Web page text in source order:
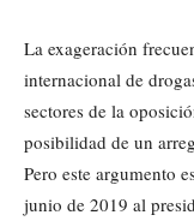
La exageración
internacional de
sectores de la
posibilidad de un
Pero este argumento
junio de 2019 al